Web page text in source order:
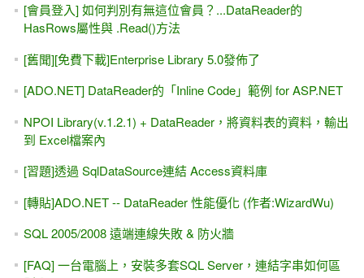
[會員登入] 如何判別有無這位會員？...DataReader的
HasRows屬性與 .Read()方法
[舊聞][免費下載]Enterprise Library 5.0發佈了
[ADO.NET] DataReader的「Inline Code」範例 for ASP.NET
NPOI Library(v.1.2.1) + DataReader，將資料表的資料，輸出
到 Excel檔案內
[習題]透過 SqlDataSource連結 Access資料庫
[轉貼]ADO.NET -- DataReader 性能優化 (作者:WizardWu)
SQL 2005/2008 遠端連線失敗 & 防火牆
[FAQ] 一台電腦上，安裝多套SQL Server，連結字串如何區